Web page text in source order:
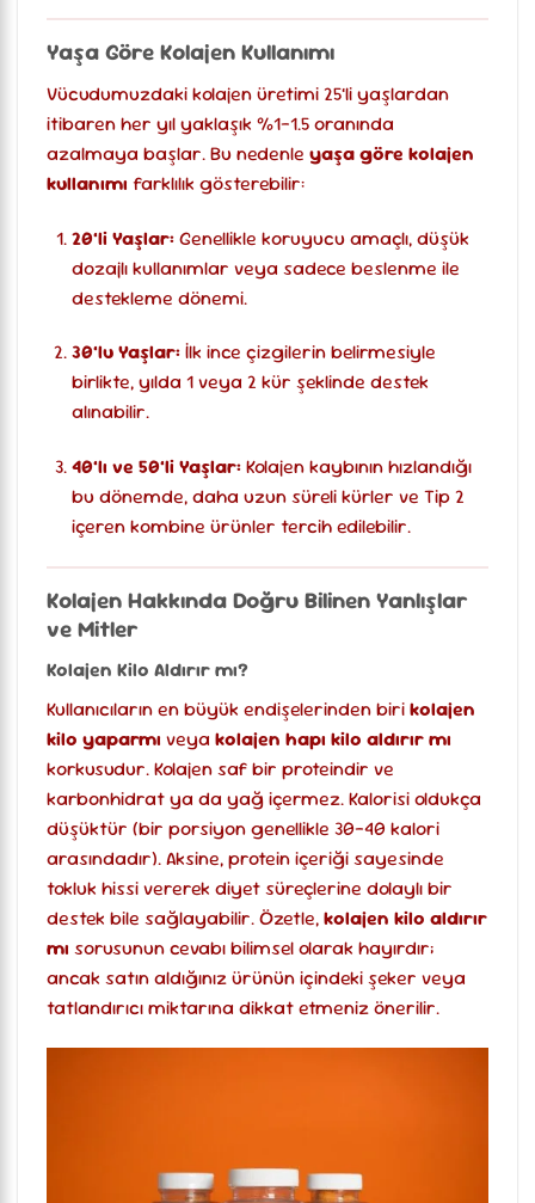
Yaşa Göre Kolajen Kullanımı
Vücudumuzdaki kolajen üretimi 25’li yaşlardan
itibaren her yıl yaklaşık %1-1.5 oranında
azalmaya başlar. Bu nedenle yaşa göre kolajen
kullanımı farklılık gösterebilir:
20’li Yaşlar:Genellikle koruyucu amaçlı, düşük
dozajlı kullanımlar veya sadece beslenme ile
destekleme dönemi.
30’lu Yaşlar:İlk ince çizgilerin belirmesiyle
birlikte, yılda 1 veya 2 kür şeklinde destek
alınabilir.
40’lı ve 50’li Yaşlar:Kolajen kaybının hızlandığı
bu dönemde, daha uzun süreli kürler ve Tip 2
içeren kombine ürünler tercih edilebilir.
Kolajen Hakkında Doğru Bilinen Yanlışlar
ve Mitler
Kolajen Kilo Aldırır mı?
Kullanıcıların en büyük endişelerinden birikolajen
kilo yaparmı veya kolajen hapı kilo aldırır mı
korkusudur. Kolajen saf bir proteindir ve
karbonhidrat ya da yağ içermez. Kalorisi oldukça
düşüktür (bir porsiyon genellikle 30-40 kalori
arasındadır). Aksine, protein içeriği sayesinde
tokluk hissi vererek diyet süreçlerine dolaylı bir
destek bile sağlayabilir. Özetle,kolajen kilo aldırır
mı sorusunun cevabı bilimsel olarak hayırdır;
ancak satın aldığınız ürünün içindeki şeker veya
tatlandırıcı miktarına dikkat etmeniz önerilir.